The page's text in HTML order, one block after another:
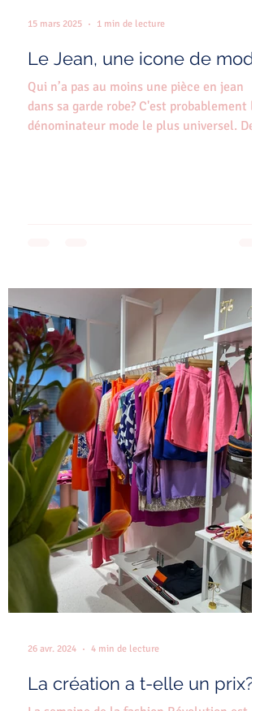
Le Jean, une icone de mode!
Qui n’a pas au moins une pièce en jean
dans sa garde robe? C'est probablement le
dénominateur mode le plus universel. De
15 mars 2025 1 min de lecture
La création a t-elle un prix?
26 avr. 2024 4 min de lecture